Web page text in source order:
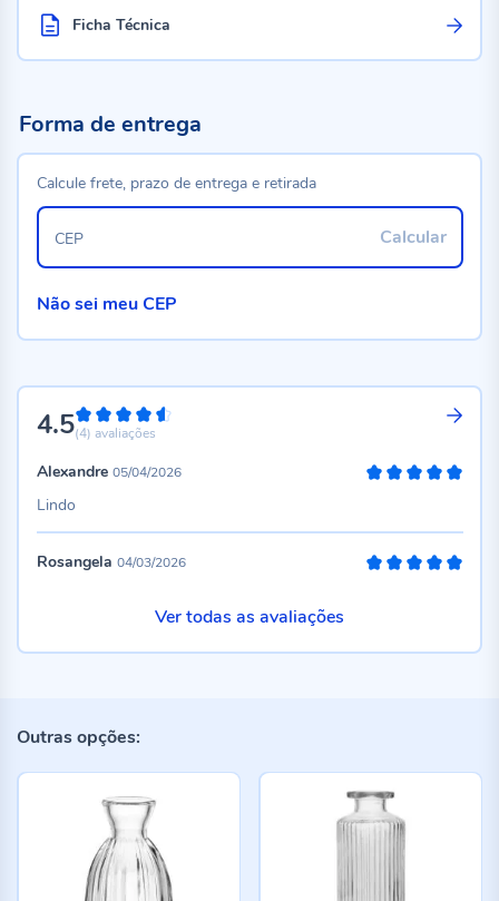
Ficha Técnica
4.590%
(4) avaliações
Alexandre 05/04/2026
Lindo
Rosangela 04/03/2026
Ver todas as avaliações
Forma de entrega
Calcule frete, prazo de entrega e retirada
Calcular
CEP
Não sei meu CEP
Outras opções: